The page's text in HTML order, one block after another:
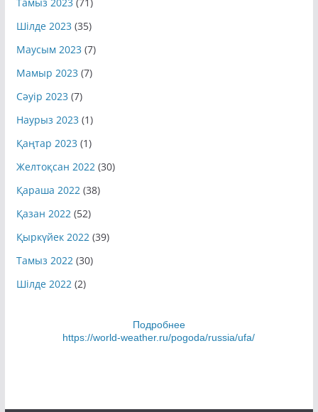
Тамыз 2023 (71)
Шілде 2023 (35)
Маусым 2023 (7)
Мамыр 2023 (7)
Сәуір 2023 (7)
Наурыз 2023 (1)
Қаңтар 2023 (1)
Желтоқсан 2022(30)
Қараша 2022(38)
Қазан 2022(52)
Қыркүйек 2022(39)
Тамыз 2022(30)
Шілде 2022(2)
Подробнее
https://world-weather.ru/pogoda/russia/ufa/